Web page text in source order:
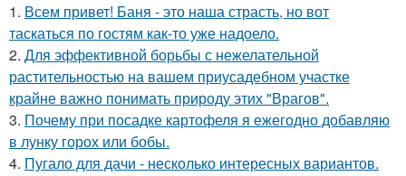
1. Всем привет! Баня - это наша страсть, но вот
таскаться по гостям как-то уже надоело.
2. Для эффективной борьбы с нежелательной
растительностью на вашем приусадебном участке
крайне важно понимать природу этих "Врагов".
3. Почему при посадке картофеля я ежегодно добавляю
в лунку горох или бобы.
4. Пугало для дачи - несколько интересных вариантов.